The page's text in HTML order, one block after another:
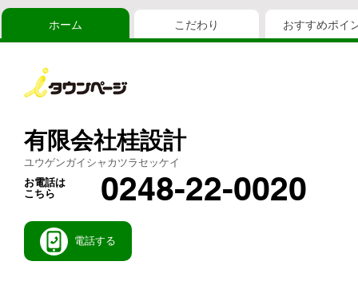
ホーム こだわり おすすめポイ
有限会社桂設計
ユウゲンガイシャカツラセッケイ
お電話は
こちら
0248-22-0020
電話する